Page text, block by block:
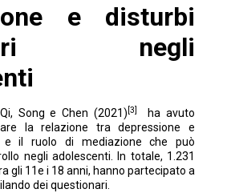
e disturbi
negli
Song e Chen (2021) [3]ha avuto
la relazione tra depressione e
e il ruolo di mediazione che può
negli adolescenti. In totale, 1.231
gli 11e i 18 anni, hanno partecipato a
dei questionari.